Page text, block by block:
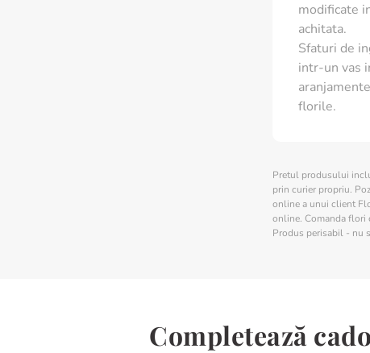
modificate
achitata.
Sfaturi de
intr-un vas
florile.
Pretul produsului
prin curier propriu.
online a unui client
online. Comanda flori
Produs perisabil - nu
Completează